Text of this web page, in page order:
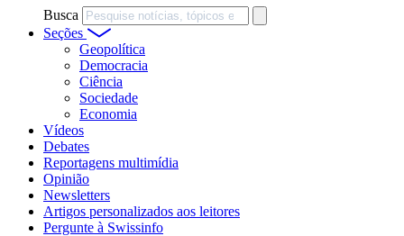
Busca
Seções
Geopolítica
Democracia
Ciência
Sociedade
Economia
Vídeos
Debates
Reportagens multimídia
Opinião
Newsletters
Artigos personalizados aos leitores
Pergunte à Swissinfo